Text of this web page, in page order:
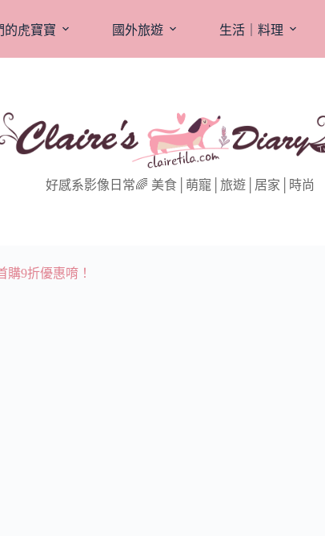
的虎寶寶 國外旅遊 生活｜料理
好感系影像日常🌈 美食│萌寵│旅遊│居家│時尚
購9折優惠唷！